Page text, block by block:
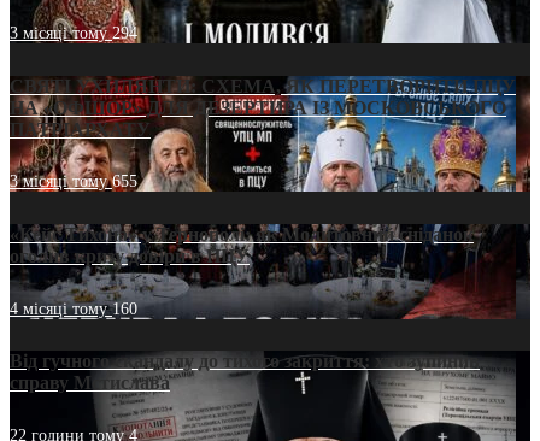
3 місяці тому294
СВЯТІ УХИЛЯНТИ: СХЕМА, ЯК ПЕРЕТВОРИТИ ПЦУ
НА «ОФШОР» ДЛЯ ДЕЗЕРТИРА ІЗ МОСКОВСЬКОГО
ПАТРІАРХАТУ
3 місяці тому655
«Кейс Тихона» у Тернополі: як Молитовний сніданок
оголив кризу довіри в ПЦУ
4 місяці тому160
Від гучного скандалу до тихого закриття: хто зупинив
справу Мстислава
22 години тому4